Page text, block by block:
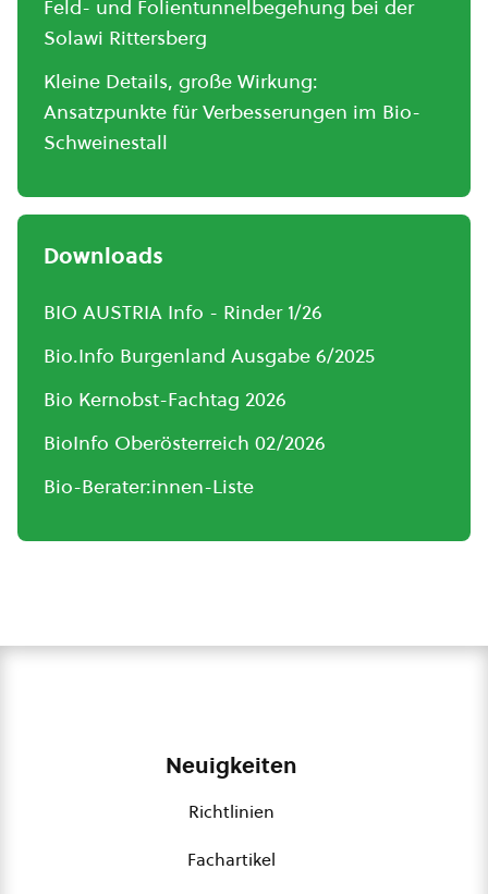
Feld- und Folientunnelbegehung bei der
Solawi Rittersberg
Kleine Details, große Wirkung:
Ansatzpunkte für Verbesserungen im Bio-
Schweinestall
Downloads
BIO AUSTRIA Info - Rinder 1/26
Bio.Info Burgenland Ausgabe 6/2025
Bio Kernobst-Fachtag 2026
BioInfo Oberösterreich 02/2026
Bio-Berater:innen-Liste
Neuigkeiten
Richtlinien
Fachartikel